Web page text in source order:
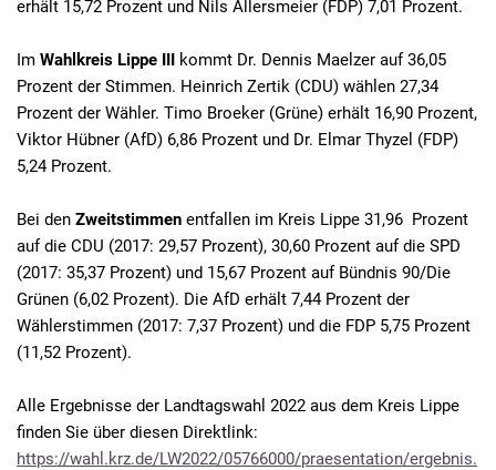
erhält 15,72 Prozent und Nils Allersmeier (FDP) 7,01 Prozent.
Im Wahlkreis Lippe III kommt Dr. Dennis Maelzer auf 36,05
Prozent der Stimmen. Heinrich Zertik (CDU) wählen 27,34
Prozent der Wähler. Timo Broeker (Grüne) erhält 16,90 Prozent,
Viktor Hübner (AfD) 6,86 Prozent und Dr. Elmar Thyzel (FDP)
5,24 Prozent.
Bei den Zweitstimmen entfallen im Kreis Lippe 31,96 Prozent
auf die CDU (2017: 29,57 Prozent), 30,60 Prozent auf die SPD
(2017: 35,37 Prozent) und 15,67 Prozent auf Bündnis 90/Die
Grünen (6,02 Prozent). Die AfD erhält 7,44 Prozent der
Wählerstimmen (2017: 7,37 Prozent) und die FDP 5,75 Prozent
(11,52 Prozent).
Alle Ergebnisse der Landtagswahl 2022 aus dem Kreis Lippe
finden Sie über diesen Direktlink:
https://wahl.krz.de/LW2022/05766000/praesentation/ergebnis.